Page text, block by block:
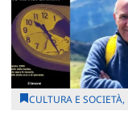
CULTURA E SOCIETÀ,